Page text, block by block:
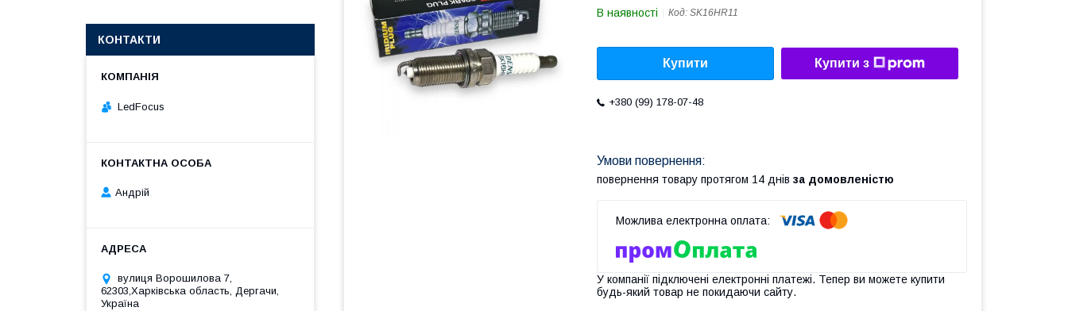
В наявності Код: SK16HR11
Купити Купити з
+380 (99) 178-07-48
повернення товару протягом 14 днів за домовленістю
У компанії підключені електронні платежі. Тепер ви можете купити
будь-який товар не покидаючи сайту.
КОНТАКТИ
LedFocus
Андрій
вулиця Ворошилова 7,
62303,Харківська область, Дергачи,
Україна